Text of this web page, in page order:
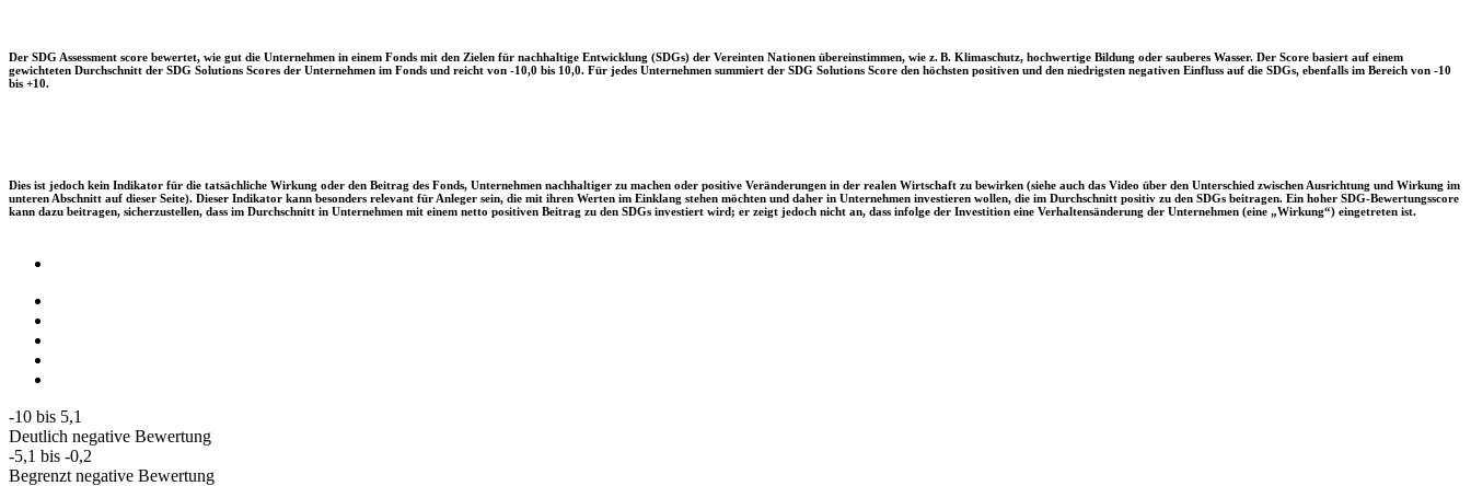
Der SDG Assessment score bewertet, wie gut die Unternehmen in einem Fonds mit den Zielen für nachhaltige Entwicklung (SDGs) der Vereinten Nationen übereinstimmen, wie z. B. Klimaschutz, hochwertige Bildung oder sauberes Wasser. Der Score basiert auf einem
gewichteten Durchschnitt der SDG Solutions Scores der Unternehmen im Fonds und reicht von -10,0 bis 10,0. Für jedes Unternehmen summiert der SDG Solutions Score den höchsten positiven und den niedrigsten negativen Einfluss auf die SDGs, ebenfalls im Bereich von -10
bis +10.
Dies ist jedoch kein Indikator für die tatsächliche Wirkung oder den Beitrag des Fonds, Unternehmen nachhaltiger zu machen oder positive Veränderungen in der realen Wirtschaft zu bewirken (siehe auch das Video über den Unterschied zwischen Ausrichtung und Wirkung im
unteren Abschnitt auf dieser Seite). Dieser Indikator kann besonders relevant für Anleger sein, die mit ihren Werten im Einklang stehen möchten und daher in Unternehmen investieren wollen, die im Durchschnitt positiv zu den SDGs beitragen. Ein hoher SDG-Bewertungsscore
kann dazu beitragen, sicherzustellen, dass im Durchschnitt in Unternehmen mit einem netto positiven Beitrag zu den SDGs investiert wird; er zeigt jedoch nicht an, dass infolge der Investition eine Verhaltensänderung der Unternehmen (eine „Wirkung“) eingetreten ist.
-10 bis 5,1
Deutlich negative Bewertung
-5,1 bis -0,2
Begrenzt negative Bewertung